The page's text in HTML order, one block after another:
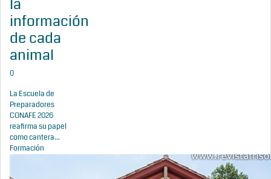
la
información
de cada
animal
0
La Escuela de
Preparadores
CONAFE 2026
reafirma su papel
como cantera...
Formación